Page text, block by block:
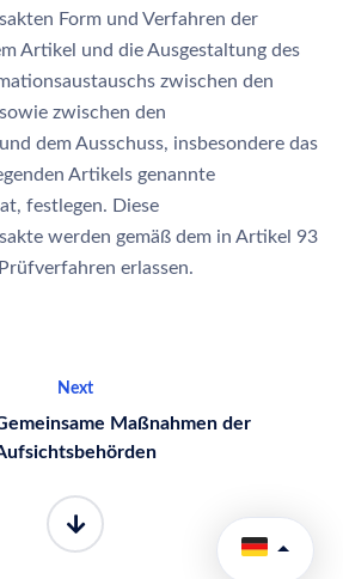
Form und Verfahren der
Artikel und die Ausgestaltung des
zwischen den
zwischen den
dem Ausschuss, insbesondere das
Artikels genannte
festlegen. Diese
werden gemäß dem in Artikel 93
erlassen.
Next
Maßnahmen der